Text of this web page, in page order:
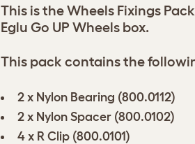
This is the Wheels Fixings
Eglu Go UP Wheels box.
This pack contains the
2 x Nylon Bearing (800.0112)
2 x Nylon Spacer (800.0102)
4 x R Clip (800.0101)